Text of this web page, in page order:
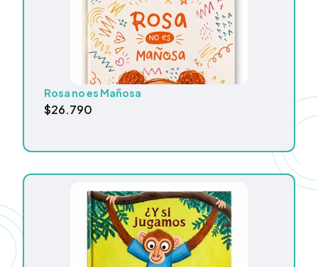
Rosa no es Mañosa
$26.790